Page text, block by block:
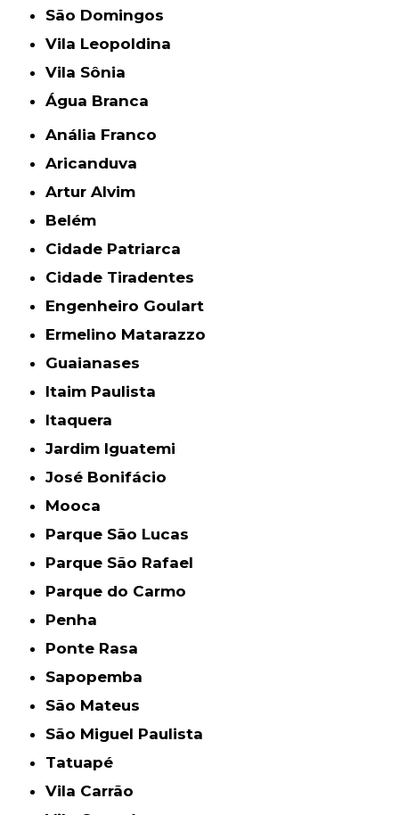
São Domingos
Vila Leopoldina
Vila Sônia
Água Branca
Anália Franco
Aricanduva
Artur Alvim
Belém
Cidade Patriarca
Cidade Tiradentes
Engenheiro Goulart
Ermelino Matarazzo
Guaianases
Itaim Paulista
Itaquera
Jardim Iguatemi
José Bonifácio
Mooca
Parque São Lucas
Parque São Rafael
Parque do Carmo
Penha
Ponte Rasa
Sapopemba
São Mateus
São Miguel Paulista
Tatuapé
Vila Carrão